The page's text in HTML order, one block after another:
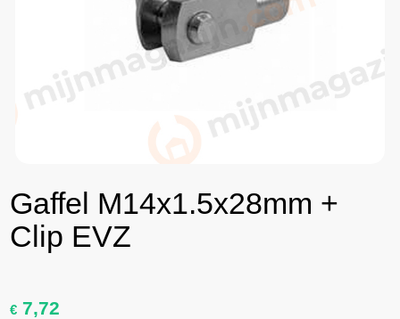
Gaffel M14x1.5x28mm +
Clip EVZ
€ 7,72